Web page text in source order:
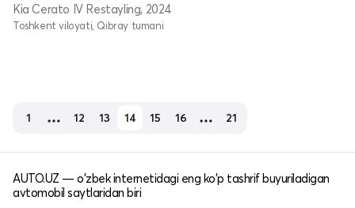
Kia Cerato IV Restayling, 2024
Toshkent viloyati, Qibray tumani
1 12 13 14 15 16 21
AUTO.UZ — o'zbek internetidagi eng ko'p tashrif buyuriladigan
avtomobil saytlaridan biri